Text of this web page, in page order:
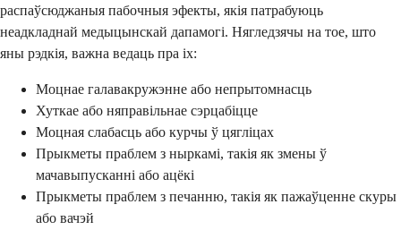
распаўсюджаныя пабочныя эфекты, якія патрабуюць
неадкладнай медыцынскай дапамогі. Нягледзячы на тое, што
яны рэдкія, важна ведаць пра іх:
Моцнае галавакружэнне або непрытомнасць
Хуткае або няправільнае сэрцабіцце
Моцная слабасць або курчы ў цягліцах
Прыкметы праблем з ныркамі, такія як змены ў
мачавыпусканні або ацёкі
Прыкметы праблем з печанню, такія як пажаўценне скуры
або вачэй